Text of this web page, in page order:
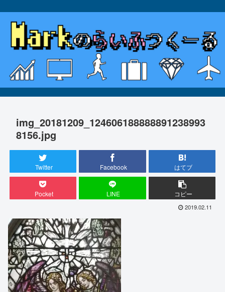
img_20181209_124606188888891238993
8156.jpg
Twitter Facebook はてブ
Pocket LINE コピー
2019.02.11